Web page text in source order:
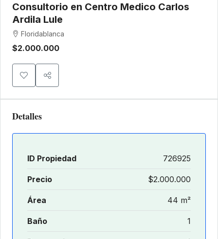
Consultorio en Centro Medico Carlos
Ardila Lule
Floridablanca
$2.000.000
Detalles
ID Propiedad 726925
Precio $2.000.000
Área 44 m²
Baño 1